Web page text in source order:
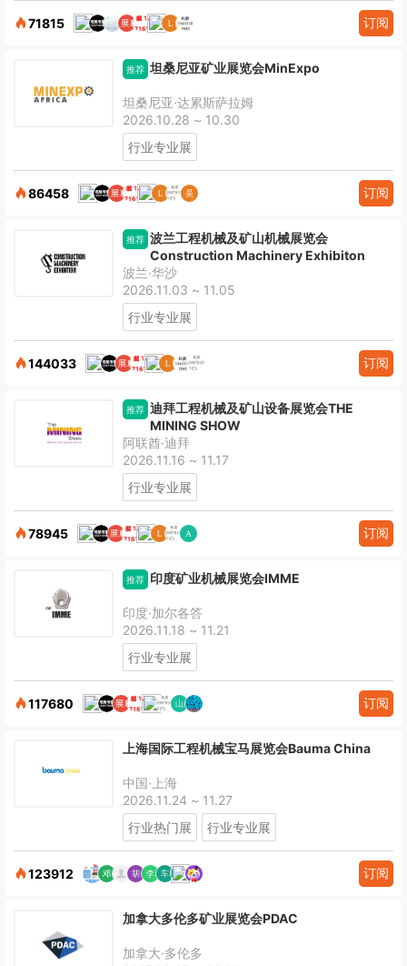
71815 订阅
推荐 坦桑尼亚矿业展览会MinExpo
坦桑尼亚·达累斯萨拉姆
2026.10.28 ~ 10.30
行业专业展
86458 订阅
推荐 波兰工程机械及矿山机械展览会
Construction Machinery Exhibiton
波兰·华沙
2026.11.03 ~ 11.05
行业专业展
144033 订阅
推荐 迪拜工程机械及矿山设备展览会THE
MINING SHOW
阿联酋·迪拜
2026.11.16 ~ 11.17
行业专业展
78945 订阅
推荐 印度矿业机械展览会IMME
印度·加尔各答
2026.11.18 ~ 11.21
行业专业展
117680 订阅
上海国际工程机械宝马展览会Bauma China
中国·上海
2026.11.24 ~ 11.27
行业热门展
行业专业展
123912 订阅
加拿大多伦多矿业展览会PDAC
加拿大·多伦多